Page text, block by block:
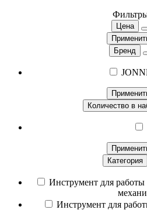
Цена
Бренд
Количество в
Категория
Инструмент для работы
Инструмент для